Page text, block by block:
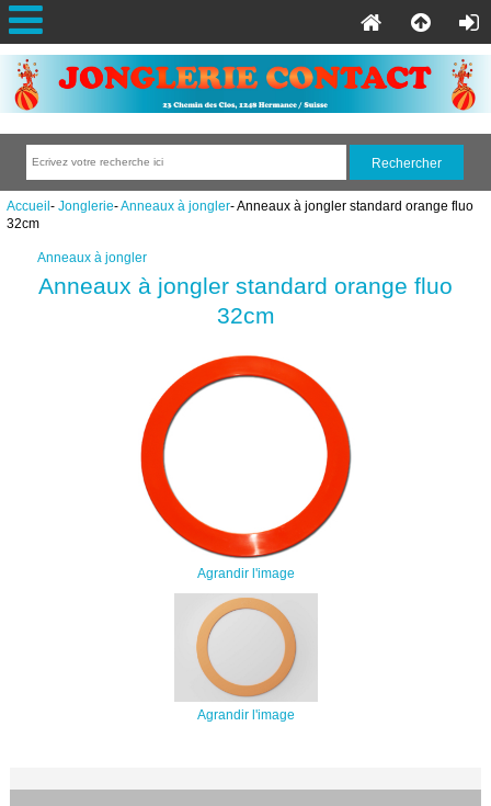
Accueil- Jonglerie-Anneaux à jongler- Anneaux à jongler standard orange fluo
32cm
Anneaux à jongler
Anneaux à jongler standard orange fluo
32cm
Agrandir l'image
Agrandir l'image